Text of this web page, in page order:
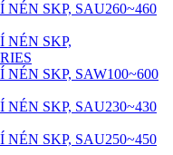
SKP, SAU260~460
SKP,
SKP, SAW100~600
SKP, SAU230~430
SKP, SAU250~450